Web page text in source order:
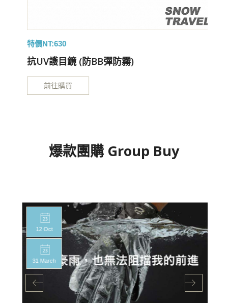
特價NT:630
抗UV護目鏡 (防BB彈防霧)
前往購買
爆款團購 Group Buy
12 Oct
31 March